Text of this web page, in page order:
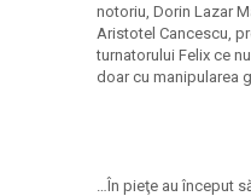
notoriu, Dorin Lazar
Aristotel Cancescu,
turnatorului Felix ce
doar cu manipularea
…În pieţe au început